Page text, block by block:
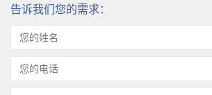
告诉我们您的需求：